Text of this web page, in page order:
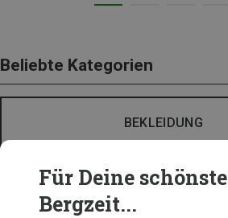
Beliebte Kategorien
BEKLEIDUNG
Für Deine schönste
Bergzeit...